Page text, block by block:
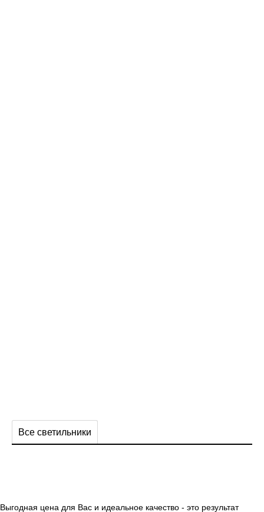
Все светильники
Выгодная цена для Вас и идеальное качество - это результат